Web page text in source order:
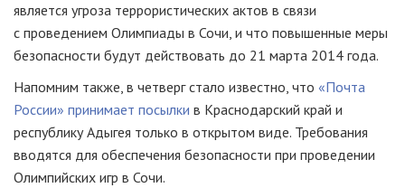
является угроза террористических актов в связи
с проведением Олимпиады в Сочи, и что повышенные меры
безопасности будут действовать до 21 марта 2014 года.
Напомним также, в четверг стало известно, что «Почта
России» принимает посылки в Краснодарский край и
республику Адыгея только в открытом виде. Требования
вводятся для обеспечения безопасности при проведении
Олимпийских игр в Сочи.